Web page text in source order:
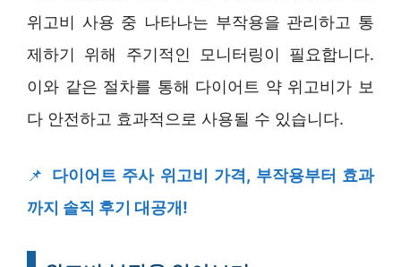
위고비 사용 중 나타나는 부작용을 관리하고 통
제하기 위해 주기적인 모니터링이 필요합니다.
이와 같은 절차를 통해 다이어트 약 위고비가 보
다 안전하고 효과적으로 사용될 수 있습니다.
📌 다이어트 주사 위고비 가격, 부작용부터 효과
까지 솔직 후기 대공개!